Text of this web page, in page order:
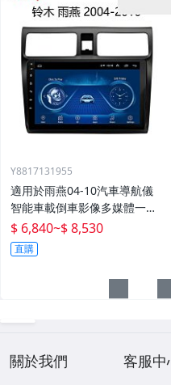
Y8817131955
適用於雨燕04-10汽車導航儀
智能車載倒車影像多媒體一體
機
$ 6,840~$ 8,530
直購
關於我們 客服中